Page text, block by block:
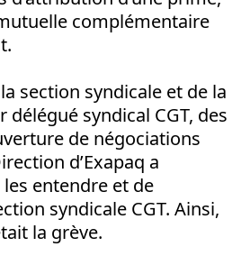
complémentaire
section syndicale et de la
syndical CGT, des
de négociations
d’Exapaq a
entendre et de
syndicale CGT. Ainsi,
la grève.